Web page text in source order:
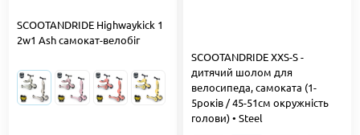
SCOOTANDRIDE Highwaykick 1
2w1 Ash самокат-велобіг
SCOOTANDRIDE XXS-S -
дитячий шолом для
велосипеда, самоката (1-
5років / 45-51см окружність
голови) • Steel